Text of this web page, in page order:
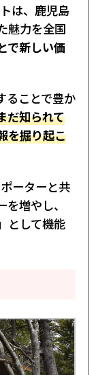
は、鹿児島
魅力を全国
で新しい価
ることで豊か
だ知られて
を掘り起こ
ーターと共
増やし、
として機能